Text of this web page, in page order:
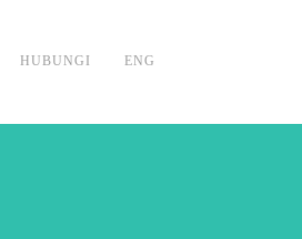
HUBUNGI ENG